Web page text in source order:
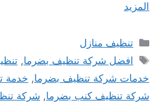
المزيد
التصنيفات
تنظيف منازل
الوسوم
افضل شركة تنظيف بضرما,
خدمات شركة تنظيف بضرما, خدمة
شركة تنظيف كنب بضرما, شركة